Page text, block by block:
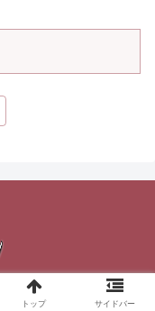
イル.
トップ サイドバー